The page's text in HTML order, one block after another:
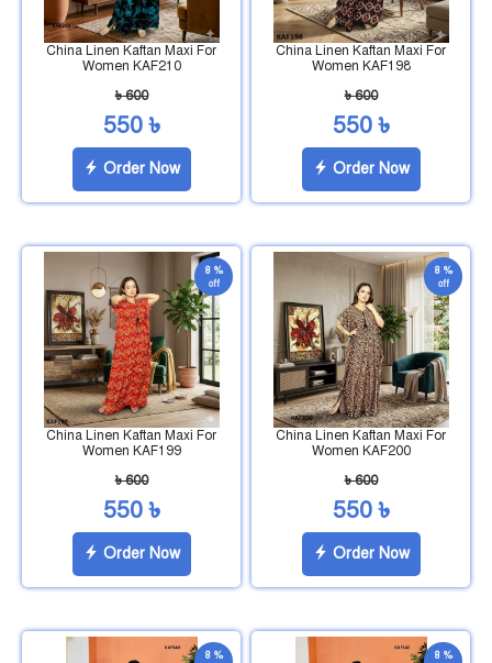
China Linen Kaftan Maxi For
Women KAF210
৳ 600
550 ৳
Order Now
China Linen Kaftan Maxi For
Women KAF198
৳ 600
550 ৳
Order Now
8 %
off
China Linen Kaftan Maxi For
Women KAF199
৳ 600
550 ৳
Order Now
8 %
off
China Linen Kaftan Maxi For
Women KAF200
৳ 600
550 ৳
Order Now
8 %
8 %